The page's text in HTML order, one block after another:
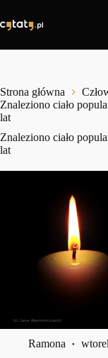
treści
Strona główna
Znaleziono ciało
lat
Znaleziono ciało
lat
Ramona